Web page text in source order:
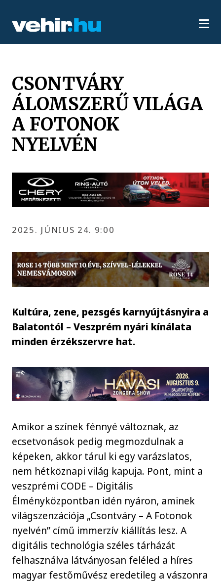
CSONTVÁRY
ÁLOMSZERŰ VILÁGA
A FOTONOK
NYELVÉN
2025. JÚNIUS 24. 9:00
Kultúra, zene, pezsgés karnyújtásnyira a
Balatontól – Veszprém nyári kínálata
minden érzékszervre hat.
Amikor a színek fénnyé változnak, az
ecsetvonások pedig megmozdulnak a
képeken, akkor tárul ki egy varázslatos,
nem hétköznapi világ kapuja. Pont, mint a
veszprémi CODE – Digitális
Élményközpontban idén nyáron, aminek
világszenzációja „Csontváry – A Fotonok
nyelvén” című immerzív kiállítás lesz. A
digitális technológia széles tárházát
felhasználva látványosan feléled a híres
magyar festőművész eredetileg a vászonra